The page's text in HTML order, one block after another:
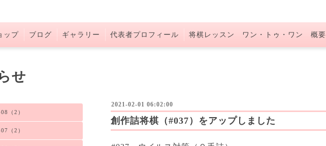
ップ ブログ ギャラリー 代表者プロフィール 将棋レッスン ワン・トゥ・ワン 概要
（2）
（2）
せ
2021-02-01 06:02:00
創作詰将棋（#037）をアップしました